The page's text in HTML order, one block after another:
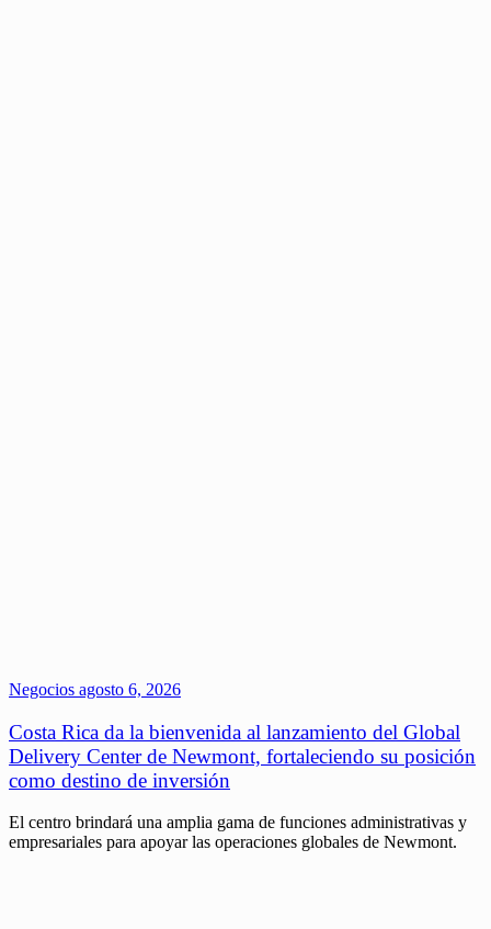
Negocios agosto 6, 2026
Costa Rica da la bienvenida al lanzamiento del Global
Delivery Center de Newmont, fortaleciendo su posición
como destino de inversión
El centro brindará una amplia gama de funciones administrativas y
empresariales para apoyar las operaciones globales de Newmont.